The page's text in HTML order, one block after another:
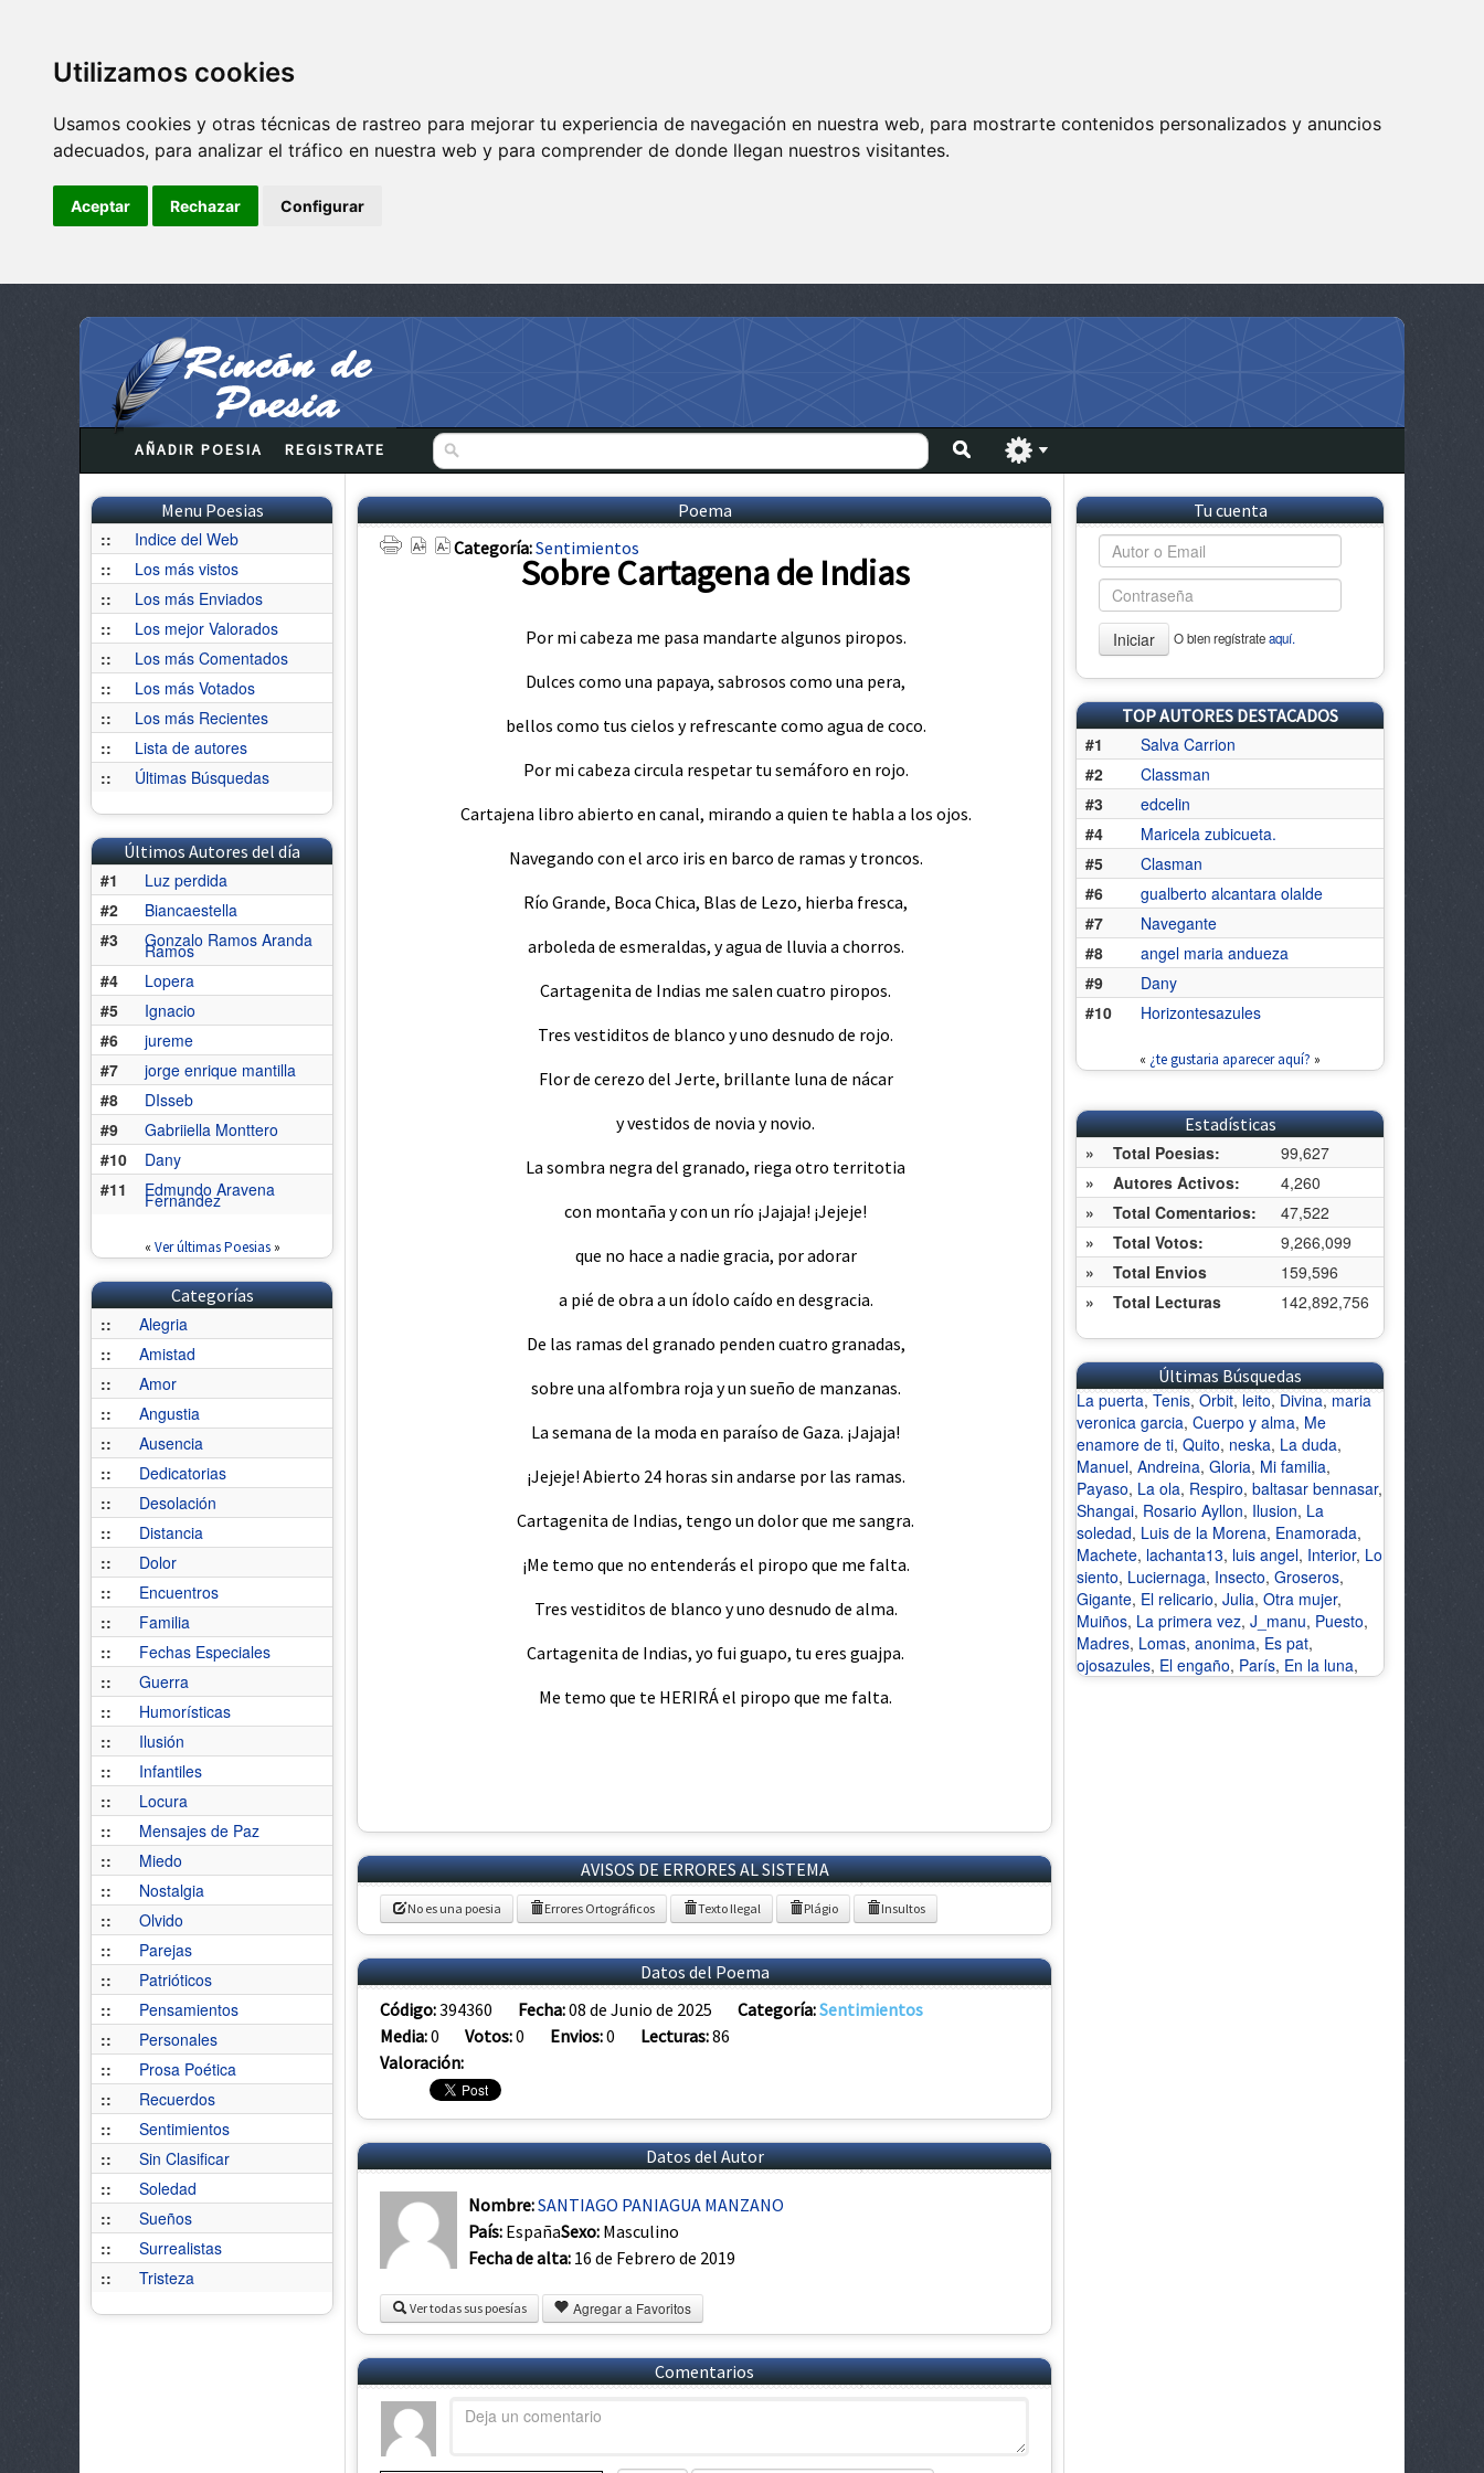
Utilizamos cookies
Usamos cookies y otras técnicas de rastreo para mejorar tu experiencia de navegación en nuestra web, para mostrarte contenidos personalizados y anuncios
adecuados, para analizar el tráfico en nuestra web y para comprender de donde llegan nuestros visitantes.
Aceptar Rechazar Configurar
AÑADIR POESIA REGISTRATE
Menu Poesias
::
Indice del Web
::
Los más vistos
::
Los más Enviados
::
Los mejor Valorados
::
Los más Comentados
::
Los más Votados
::
Los más Recientes
::
Lista de autores
::
Últimas Búsquedas
Últimos Autores del día
#1
Luz perdida
#2
Biancaestella
#3
Gonzalo Ramos Aranda
Ramos
#4
Lopera
#5
Ignacio
#6
jureme
#7
jorge enrique mantilla
#8
DIsseb
#9
Gabriiella Monttero
#10
Dany
#11
Edmundo Aravena
Fernández
« Ver últimas Poesias»
Categorías
::
Alegria
::
Amistad
::
Amor
::
Angustia
::
Ausencia
::
Dedicatorias
::
Desolación
::
Distancia
::
Dolor
::
Encuentros
::
Familia
::
Fechas Especiales
::
Guerra
::
Humorísticas
::
Ilusión
::
Infantiles
::
Locura
::
Mensajes de Paz
::
Miedo
::
Nostalgia
::
Olvido
::
Parejas
::
Patrióticos
::
Pensamientos
::
Personales
::
Prosa Poética
::
Recuerdos
::
Sentimientos
::
Sin Clasificar
::
Soledad
::
Sueños
::
Surrealistas
::
Tristeza
Poema
Categoría:Sentimientos
Sobre Cartagena de Indias
Por mi cabeza me pasa mandarte algunos piropos.
Dulces como una papaya, sabrosos como una pera,
bellos como tus cielos y refrescante como agua de coco.
Por mi cabeza circula respetar tu semáforo en rojo.
Cartajena libro abierto en canal, mirando a quien te habla a los ojos.
Navegando con el arco iris en barco de ramas y troncos.
Río Grande, Boca Chica, Blas de Lezo, hierba fresca,
arboleda de esmeraldas, y agua de lluvia a chorros.
Cartagenita de Indias me salen cuatro piropos.
Tres vestiditos de blanco y uno desnudo de rojo.
Flor de cerezo del Jerte, brillante luna de nácar
y vestidos de novia y novio.
La sombra negra del granado, riega otro territotia
con montaña y con un río ¡Jajaja! ¡Jejeje!
que no hace a nadie gracia, por adorar
a pié de obra a un ídolo caído en desgracia.
De las ramas del granado penden cuatro granadas,
sobre una alfombra roja y un sueño de manzanas.
La semana de la moda en paraíso de Gaza. ¡Jajaja!
¡Jejeje! Abierto 24 horas sin andarse por las ramas.
Cartagenita de Indias, tengo un dolor que me sangra.
¡Me temo que no entenderás el piropo que me falta.
Tres vestiditos de blanco y uno desnudo de alma.
Cartagenita de Indias, yo fui guapo, tu eres guajpa.
Me temo que te HERIRÁ el piropo que me falta.
AVISOS DE ERRORES AL SISTEMA
No es una poesia Errores Ortográficos Texto Ilegal Plágio Insultos
Datos del Poema
Código:394360 Fecha:08 de Junio de 2025 Categoría:Sentimientos
Media:0 Votos:0 Envios:0 Lecturas:86
Valoración:
Datos del Autor
Nombre:SANTIAGO PANIAGUA MANZANO
País: EspañaSexo: Masculino
Fecha de alta: 16 de Febrero de 2019
Ver todas sus poesías Agregar a Favoritos
Comentarios
Tu cuenta
Iniciar O bien regístrateaquí.
TOP AUTORES DESTACADOS
#1
Salva Carrion
#2
Classman
#3
edcelin
#4
Maricela zubicueta.
#5
Clasman
#6
gualberto alcantara olalde
#7
Navegante
#8
angel maria andueza
#9
Dany
#10
Horizontesazules
« ¿te gustaria aparecer aquí? »
Estadísticas
»
Total Poesias:
99,627
»
Autores Activos:
4,260
»
Total Comentarios:
47,522
»
Total Votos:
9,266,099
»
Total Envios
159,596
»
Total Lecturas 142,892,756
Últimas Búsquedas
La puerta, Tenis, Orbit, leito, Divina, maria
veronica garcia, Cuerpo y alma, Me
enamore de ti, Quito, neska, La duda,
Manuel, Andreina, Gloria, Mi familia,
Payaso, La ola, Respiro, baltasar bennasar,
Shangai, Rosario Ayllon, Ilusion, La
soledad, Luis de la Morena, Enamorada,
Machete, lachanta13, luis angel, Interior, Lo
siento, Luciernaga, Insecto, Groseros,
Gigante, El relicario, Julia, Otra mujer,
Muiños, La primera vez, J_manu, Puesto,
Madres, Lomas, anonima, Es pat,
ojosazules, El engaño, París, En la luna,